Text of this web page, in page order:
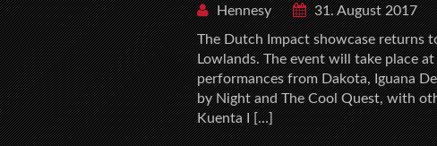
Hennesy
31. August 2017
The Dutch Impact showcase returns
Lowlands. The event will take place
performances from Dakota, Iguana
by Night and The Cool Quest, with
Kuenta I […]